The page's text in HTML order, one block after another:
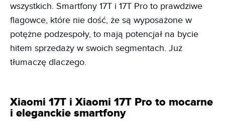
wszystkich. Smartfony 17T i 17T Pro to prawdziwe
flagowce, które nie dość, że są wyposażone w
potężne podzespoły, to mają potencjał na bycie
hitem sprzedaży w swoich segmentach. Już
tłumaczę dlaczego.
Xiaomi 17T i Xiaomi 17T Pro to mocarne
i eleganckie smartfony